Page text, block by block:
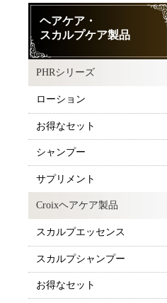
ヘアケア・
スカルプケア製品
PHRシリーズ
ローション
お得なセット
シャンプー
サプリメント
Croixヘアケア製品
スカルプエッセンス
スカルプシャンプー
お得なセット